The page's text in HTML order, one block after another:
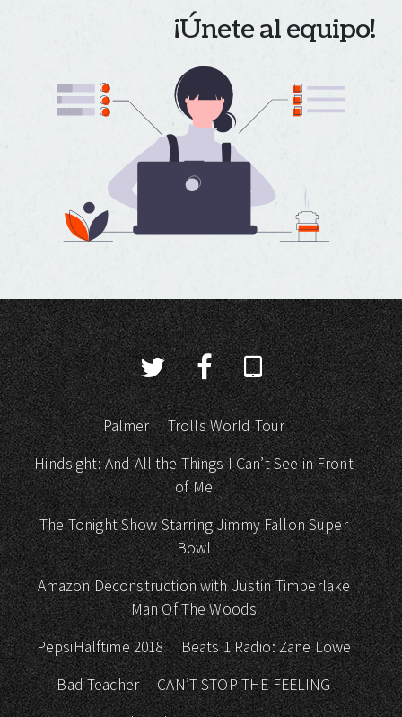
¡Únete al equipo!
Palmer
Trolls World Tour
Hindsight: And All the Things I Can’t See in Front
of Me
The Tonight Show Starring Jimmy Fallon Super
Bowl
Amazon Deconstruction with Justin Timberlake
Man Of The Woods
PepsiHalftime 2018
Beats 1 Radio: Zane Lowe
Bad Teacher
CAN’T STOP THE FEELING